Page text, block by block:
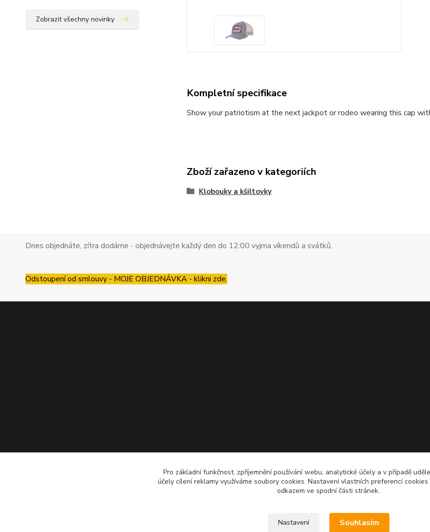
Zobrazit všechny novinky
Kompletní specifikace
Show your patriotism at the next jackpot or rodeo wearing this cap
Zboží zařazeno v kategoriích
Klobouky a kšiltovky
Dnes objednáte, zítra dodáme - objednávejte každý den do 12:00 vyjma víkendů a svátků.
Odstoupení od smlouvy - MOJE OBJEDNÁVKA - klikni zde.
Pro základní funkčnost, zpříjemnění používání webu, analytické účely a v případě
účely cílení reklamy využíváme soubory cookies. Nastavení vlastních preferencí
odkazem ve spodní části stránek.
Nastavení Souhlasím